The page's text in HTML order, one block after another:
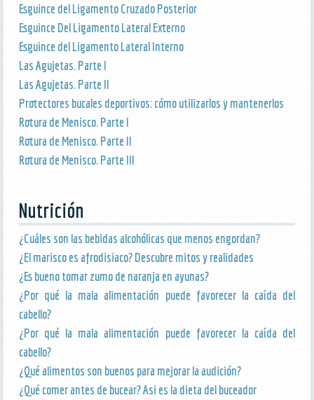
Esguince del Ligamento Cruzado Posterior
Esguince Del Ligamento Lateral Externo
Esguince del Ligamento Lateral Interno
Las Agujetas. Parte I
Las Agujetas. Parte II
Protectores bucales deportivos: cómo utilizarlos y mantenerlos
Rotura de Menisco. Parte I
Rotura de Menisco. Parte II
Rotura de Menisco. Parte III
Nutrición
¿Cuáles son las bebidas alcohólicas que menos engordan?
¿El marisco es afrodisiaco? Descubre mitos y realidades
¿Es bueno tomar zumo de naranja en ayunas?
¿Por qué la mala alimentación puede favorecer la caída del
cabello?
¿Por qué la mala alimentación puede favorecer la caída del
cabello?
¿Qué alimentos son buenos para mejorar la audición?
¿Qué comer antes de bucear? Asi es la dieta del buceador